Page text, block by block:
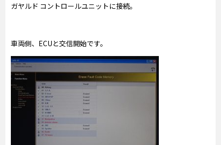
ガヤルド コントロールユニットに接続。
車両側、ECUと交信開始です。